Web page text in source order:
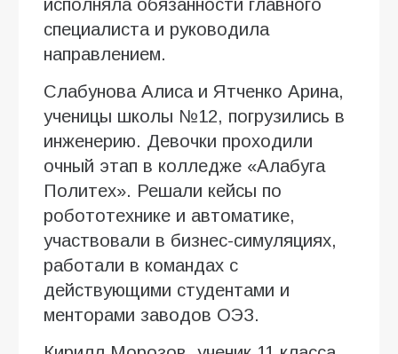
исполняла обязанности главного
специалиста и руководила
направлением.
Слабунова Алиса и Ятченко Арина,
ученицы школы №12, погрузились в
инженерию. Девочки проходили
очный этап в колледже «Алабуга
Политех». Решали кейсы по
робототехнике и автоматике,
участвовали в бизнес-симуляциях,
работали в командах с
действующими студентами и
менторами заводов ОЭЗ.